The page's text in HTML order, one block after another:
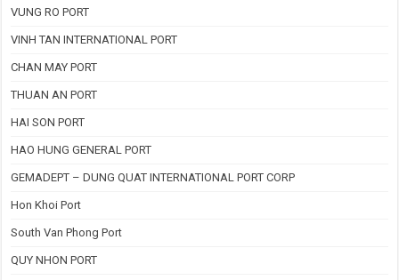
VUNG RO PORT
VINH TAN INTERNATIONAL PORT
CHAN MAY PORT
THUAN AN PORT
HAI SON PORT
HAO HUNG GENERAL PORT
GEMADEPT – DUNG QUAT INTERNATIONAL PORT CORP
Hon Khoi Port
South Van Phong Port
QUY NHON PORT